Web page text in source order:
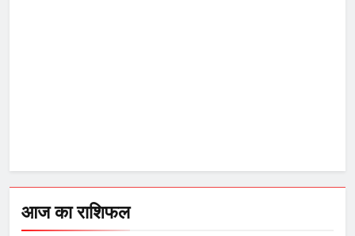
आज का राशिफल